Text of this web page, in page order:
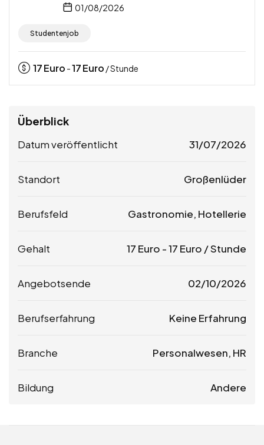
01/08/2026
Studentenjob
17Euro -17Euro / Stunde
Überblick
Datum veröffentlicht 31/07/2026
Standort Großenlüder
Berufsfeld Gastronomie, Hotellerie
Gehalt 17 Euro -17 Euro / Stunde
Angebotsende 02/10/2026
Berufserfahrung Keine Erfahrung
Branche Personalwesen, HR
Bildung Andere